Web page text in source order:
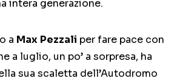
intera generazione.
a Max Pezzali per fare pace con
a luglio, un po’ a sorpresa, ha
sua scaletta dell’Autodromo